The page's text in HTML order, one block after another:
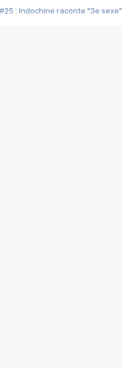
#25 : Indochine raconte "3e sexe"